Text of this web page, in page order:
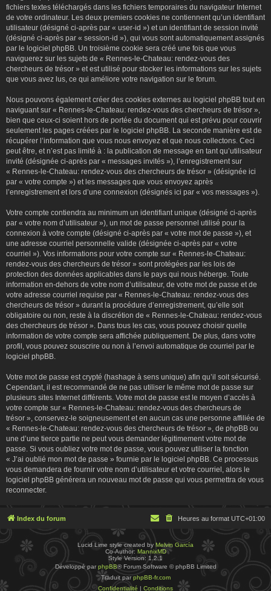
fichiers textes téléchargés dans les fichiers temporaires du navigateur Internet
de votre ordinateur. Les deux premiers cookies ne contiennent qu’un identifiant
utilisateur (désigné ci-après par « user-id ») et un identifiant de session invité
(désigné ci-après par « session-id »), qui vous sont automatiquement assignés
par le logiciel phpBB. Un troisième cookie sera créé une fois que vous
naviguerez sur les sujets de « Rennes-le-Chateau: rendez-vous des
chercheurs de trésor » et est utilisé pour stocker les informations sur les sujets
que vous avez lus, ce qui améliore votre navigation sur le forum.
Nous pouvons également créer des cookies externes au logiciel phpBB tout en
naviguant sur « Rennes-le-Chateau: rendez-vous des chercheurs de trésor »,
bien que ceux-ci soient hors de portée du document qui est prévu pour couvrir
seulement les pages créées par le logiciel phpBB. La seconde manière est de
récupérer l’information que vous nous envoyez et que nous collectons. Ceci
peut être, et n’est pas limité à : la publication de message en tant qu’utilisateur
invité (désignée ci-après par « messages invités »), l’enregistrement sur
« Rennes-le-Chateau: rendez-vous des chercheurs de trésor » (désignée ici
par « votre compte ») et les messages que vous envoyez après
l’enregistrement et lors d’une connexion (désignés ici par « vos messages »).
Votre compte contiendra au minimum un identifiant unique (désigné ci-après
par « votre nom d’utilisateur »), un mot de passe personnel utilisé pour la
connexion à votre compte (désigné ci-après par « votre mot de passe »), et
une adresse courriel personnelle valide (désignée ci-après par « votre
courriel »). Vos informations pour votre compte sur « Rennes-le-Chateau:
rendez-vous des chercheurs de trésor » sont protégées par les lois de
protection des données applicables dans le pays qui nous héberge. Toute
information en-dehors de votre nom d’utilisateur, de votre mot de passe et de
votre adresse courriel requise par « Rennes-le-Chateau: rendez-vous des
chercheurs de trésor » durant la procédure d’enregistrement, qu’elle soit
obligatoire ou non, reste à la discrétion de « Rennes-le-Chateau: rendez-vous
des chercheurs de trésor ». Dans tous les cas, vous pouvez choisir quelle
information de votre compte sera affichée publiquement. De plus, dans votre
profil, vous pouvez souscrire ou non à l’envoi automatique de courriel par le
logiciel phpBB.
Votre mot de passe est crypté (hashage à sens unique) afin qu’il soit sécurisé.
Cependant, il est recommandé de ne pas utiliser le même mot de passe sur
plusieurs sites Internet différents. Votre mot de passe est le moyen d’accès à
votre compte sur « Rennes-le-Chateau: rendez-vous des chercheurs de
trésor », conservez-le soigneusement et en aucun cas une personne affiliée de
« Rennes-le-Chateau: rendez-vous des chercheurs de trésor », de phpBB ou
une d’une tierce partie ne peut vous demander légitimement votre mot de
passe. Si vous oubliez votre mot de passe, vous pouvez utiliser la fonction
« J’ai oublié mon mot de passe » fournie par le logiciel phpBB. Ce processus
vous demandera de fournir votre nom d’utilisateur et votre courriel, alors le
logiciel phpBB générera un nouveau mot de passe qui vous permettra de vous
reconnecter.
Index du forum Heures au format UTC+01:00
Lucid Lime style created by Melvin García
Co-Author: MannixMD
Style Version: 1.2.1
Développé par phpBB® Forum Software © phpBB Limited
Traduit parphpBB-fr.com
Confidentialité | Conditions